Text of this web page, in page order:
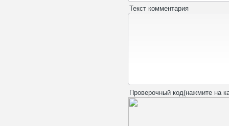
Текст комментария
Проверочный код(нажмите на